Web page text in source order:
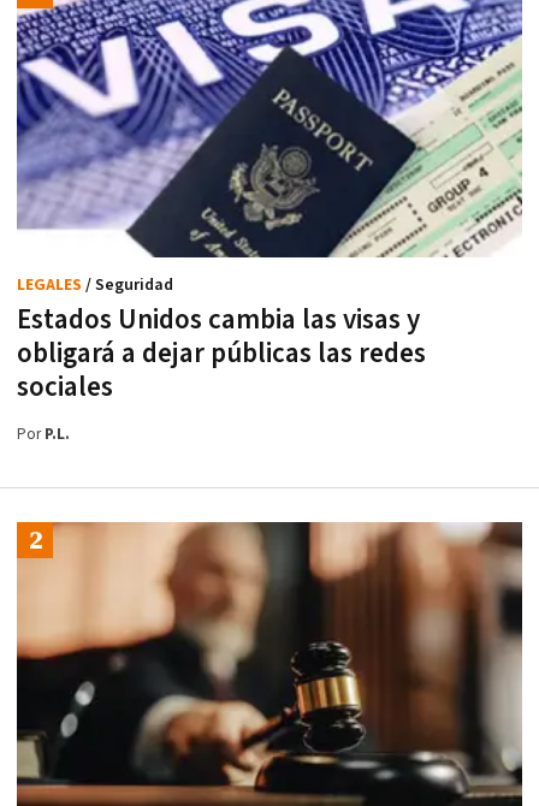
Estados Unidos cambia las visas y
obligará a dejar públicas las redes
sociales
LEGALES / Seguridad
PorP.L.